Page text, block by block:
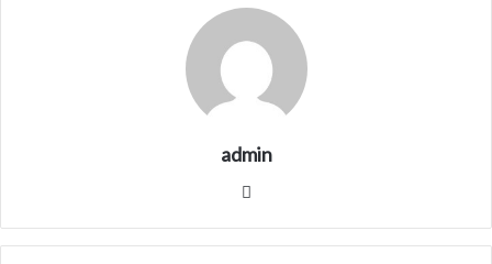
admin
we